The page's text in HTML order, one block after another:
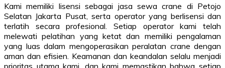
Kami memiliki lisensi sebagai jasa sewa crane di Petojo
Selatan Jakarta Pusat, serta operator yang berlisensi dan
terlatih secara profesional. Setiap operator kami telah
melewati pelatihan yang ketat dan memiliki pengalaman
yang luas dalam mengoperasikan peralatan crane dengan
aman dan efisien. Keamanan dan keandalan selalu menjadi
prioritas utama kami, dan kami memastikan bahwa setiap